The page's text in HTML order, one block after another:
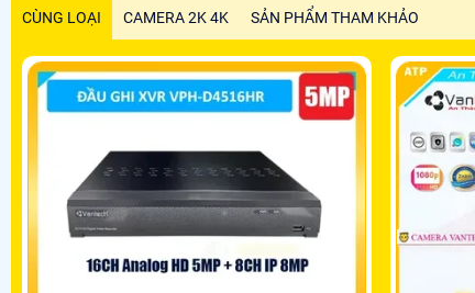
CÙNG LOẠI CAMERA 2K 4K SẢN PHẨM THAM KHẢO